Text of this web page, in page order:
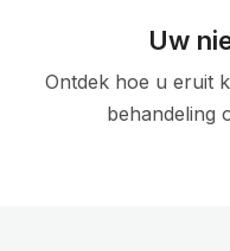
Uw
Ontdek hoe u eruit
behandeling